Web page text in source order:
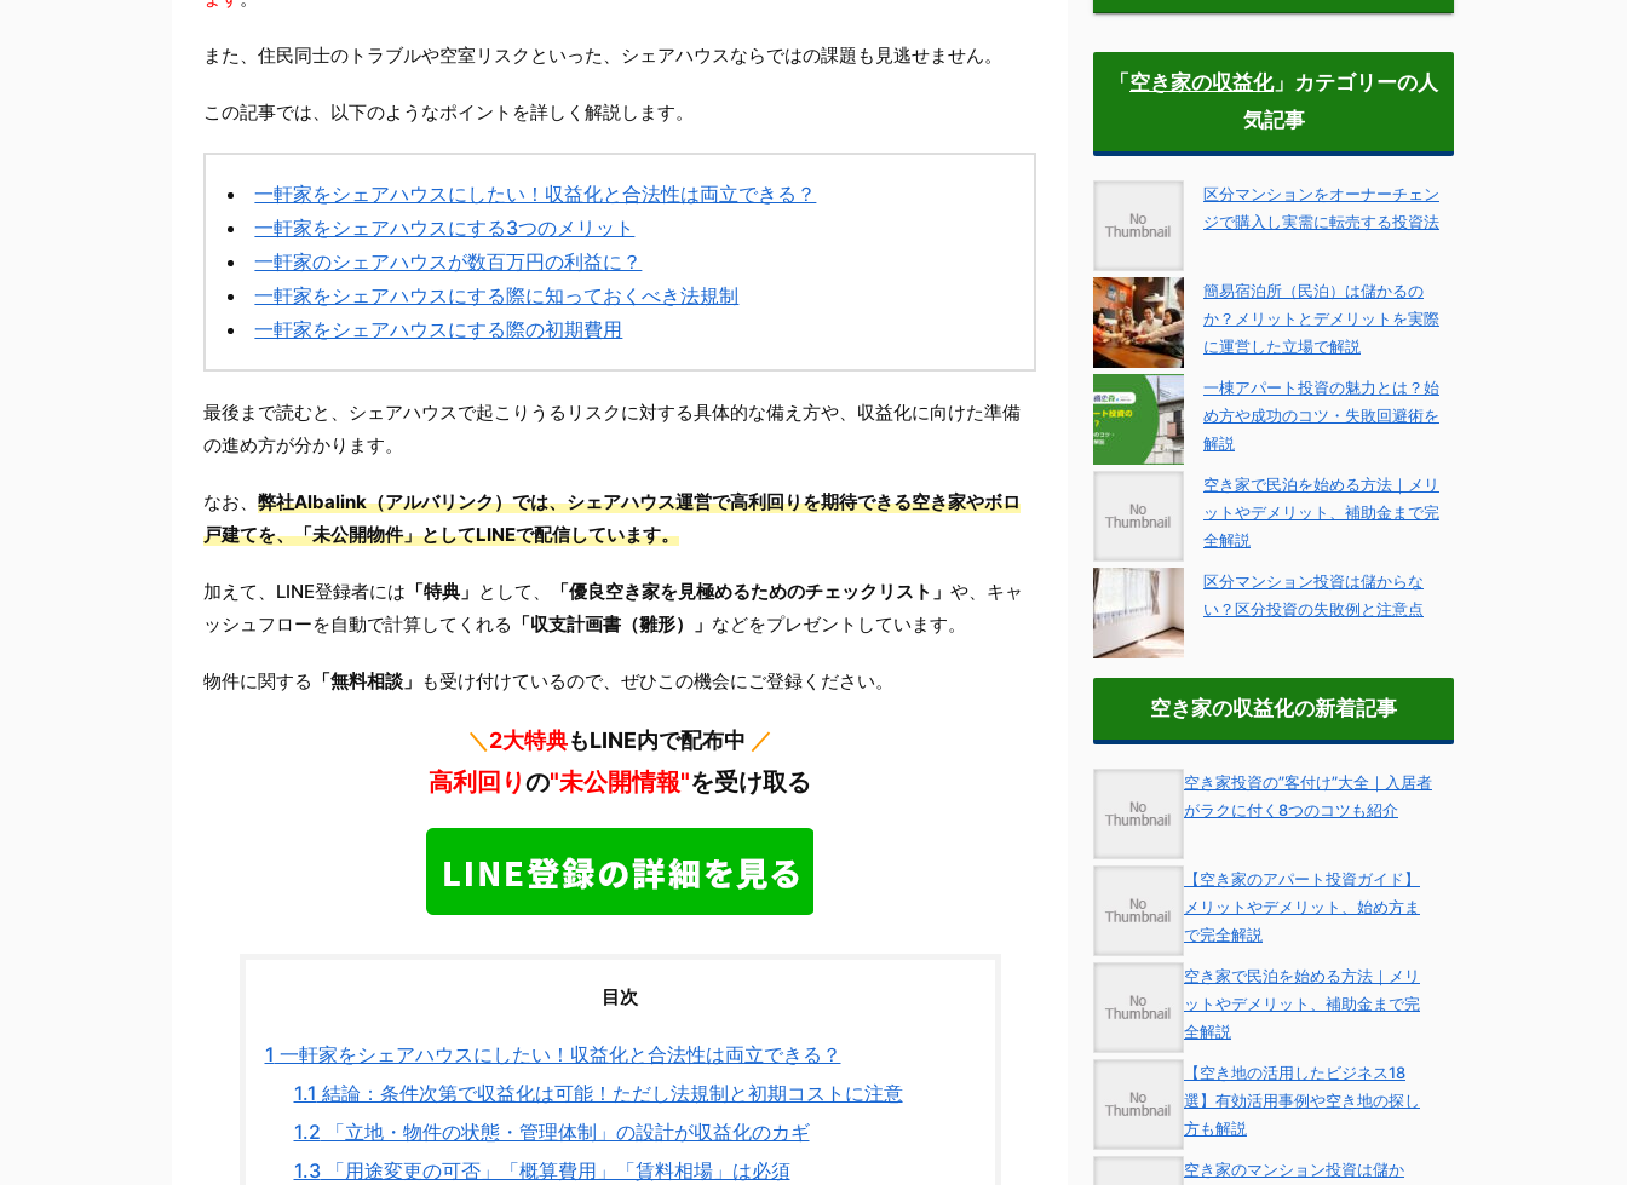
また、住民同士のトラブルや空室リスクといった、シェアハウスならではの課題も見逃せません。
この記事では、以下のようなポイントを詳しく解説します。
一軒家をシェアハウスにしたい！収益化と合法性は両立できる？
一軒家をシェアハウスにする3つのメリット
一軒家のシェアハウスが数百万円の利益に？
一軒家をシェアハウスにする際に知っておくべき法規制
一軒家をシェアハウスにする際の初期費用
最後まで読むと、シェアハウスで起こりうるリスクに対する具体的な備え方や、収益化に向けた準備
の進め方が分かります。
なお、 弊社Albalink（アルバリンク）では、シェアハウス運営で高利回りを期待できる空き家やボロ
戸建てを、「未公開物件」としてLINEで配信しています。
加えて、LINE登録者には 「特典」 として、 「優良空き家を見極めるためのチェックリスト」 や、キャ
ッシュフローを自動で計算してくれる 「収支計画書（雛形）」 などをプレゼントしています。
物件に関する 「無料相談」 も受け付けているので、ぜひこの機会にご登録ください。
＼ 2大特典もLINE内で配布中 ／
高利回りの"未公開情報"を受け取る
目次
1 一軒家をシェアハウスにしたい！収益化と合法性は両立できる？
1.1 結論：条件次第で収益化は可能！ただし法規制と初期コストに注意
1.2 「立地・物件の状態・管理体制」の設計が収益化のカギ
1.3「用途変更の可否」「概算費用」「賃料相場」は必須
「空き家の収益化」カテゴリーの人
気記事
区分マンションをオーナーチェン
ジで購入し実需に転売する投資法
簡易宿泊所（民泊）は儲かるの
か？メリットとデメリットを実際
に運営した立場で解説
一棟アパート投資の魅力とは？始
め方や成功のコツ・失敗回避術を
解説
空き家で民泊を始める方法｜メリ
ットやデメリット、補助金まで完
全解説
区分マンション投資は儲からな
い？区分投資の失敗例と注意点
空き家の収益化の新着記事
空き家投資の”客付け”大全｜入居者
がラクに付く8つのコツも紹介
【空き家のアパート投資ガイド】
メリットやデメリット、始め方ま
で完全解説
空き家で民泊を始める方法｜メリ
ットやデメリット、補助金まで完
全解説
【空き地の活用したビジネス18
選】有効活用事例や空き地の探し
方も解説
空き家のマンション投資は儲か